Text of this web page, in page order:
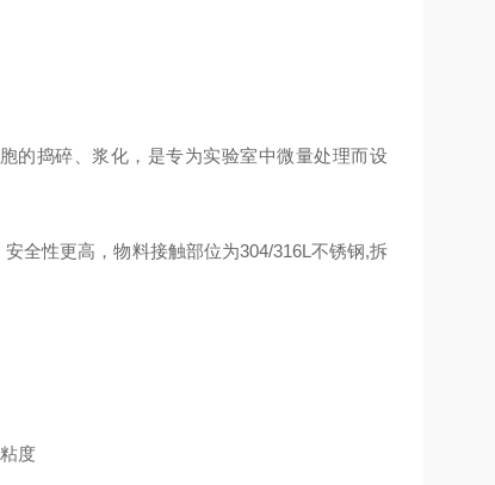
的捣碎、浆化，是专为实验室中微量处理而设
全性更高，物料接触部位为304/316L不锈钢,拆
度